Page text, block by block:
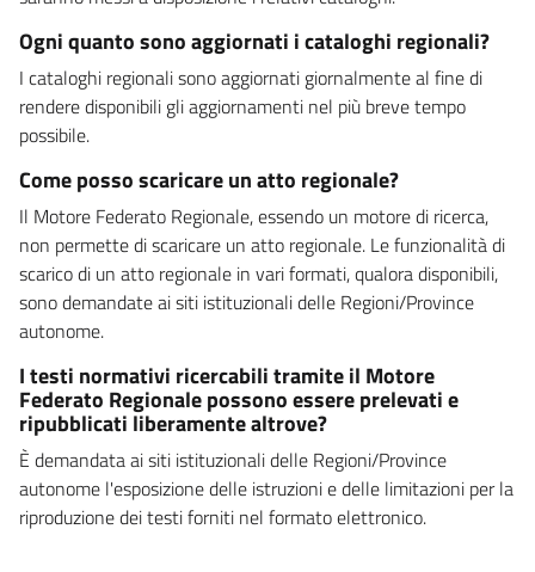
Ogni quanto sono aggiornati i cataloghi regionali?
I cataloghi regionali sono aggiornati giornalmente al fine di
rendere disponibili gli aggiornamenti nel più breve tempo
possibile.
Come posso scaricare un atto regionale?
Il Motore Federato Regionale, essendo un motore di ricerca,
non permette di scaricare un atto regionale. Le funzionalità di
scarico di un atto regionale in vari formati, qualora disponibili,
sono demandate ai siti istituzionali delle Regioni/Province
autonome.
I testi normativi ricercabili tramite il Motore
Federato Regionale possono essere prelevati e
ripubblicati liberamente altrove?
È demandata ai siti istituzionali delle Regioni/Province
autonome l'esposizione delle istruzioni e delle limitazioni per la
riproduzione dei testi forniti nel formato elettronico.